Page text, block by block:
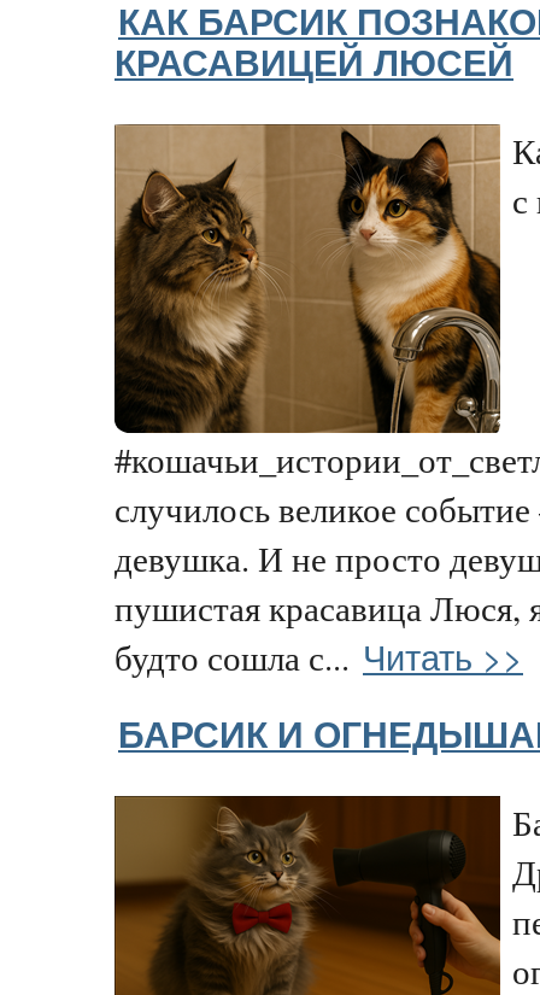
КАК БАРСИК
КРАСАВИЦЕЙ ЛЮСЕЙ
с
случилось великое
девушка. И не просто
пушистая красавица Люся,
будто сошла с... Читать >>
БАРСИК И